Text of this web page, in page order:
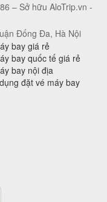
– Sở hữu AloTrip.vn -
Đống Đa, Hà Nội
bay giá rẻ
bay quốc tế giá rẻ
bay nội địa
đặt vé máy bay